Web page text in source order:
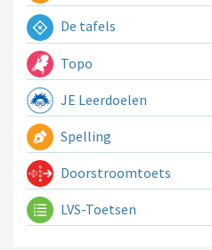
De tafels
Topo
JE Leerdoelen
Spelling
Doorstroomtoets
LVS-Toetsen